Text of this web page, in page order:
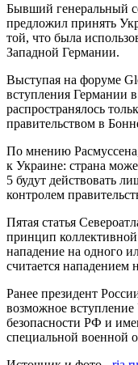
Бывший генеральный
предложил принять
той, что была
Западной Германии.
Выступая на форуме
вступления Германии
распространялось
правительством в
По мнению
к Украине: страна
5 будут действовать
контролем
Пятая статья
принцип
нападение на одного
считается нападением
Ранее президент
возможное
безопасности РФ и
специальной военной